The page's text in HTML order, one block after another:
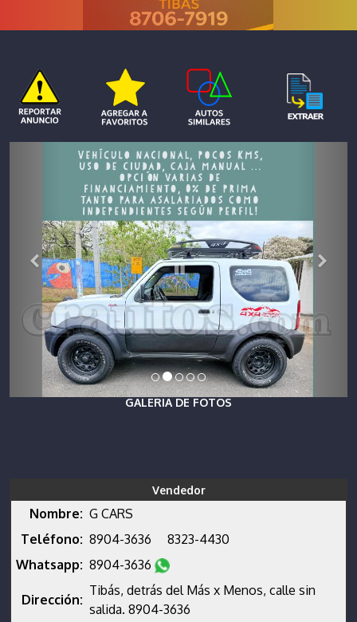
GALERIA DE FOTOS
Vendedor
Nombre: G CARS
Teléfono: 8904-3636
8323-4430
Whatsapp: 8904-3636
Dirección:
Tibás, detrás del Más x Menos, calle sin
salida. 8904-3636